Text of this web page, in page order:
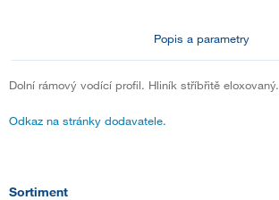
Popis a parametry
Dolní rámový vodící profil. Hliník stříbřitě eloxovaný.
Odkaz na stránky dodavatele.
Sortiment